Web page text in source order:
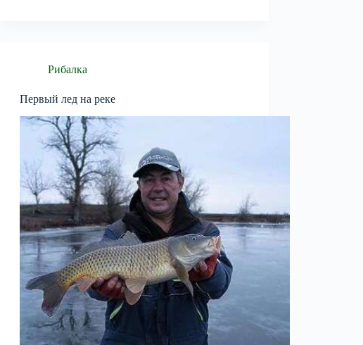
Рибалка
Первый лед на реке